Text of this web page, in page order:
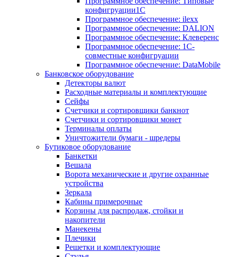
конфигруации1С
Программное обеспечение: ilexx
Программное обеспечение: DALION
Программное обеспечение: Клеверенс
Программное обеспечение: 1С-
совместные конфигруации
Программное обеспечение: DataMobile
Банковское оборудование
Детекторы валют
Расходные материалы и комплектующие
Сейфы
Счетчики и сортировщики банкнот
Счетчики и сортировщики монет
Терминалы оплаты
Уничтожители бумаги - шредеры
Бутиковое оборудование
Банкетки
Вешала
Ворота механические и другие охранные
устройства
Зеркала
Кабины примерочные
Корзины для распродаж, стойки и
накопители
Манекены
Плечики
Решетки и комплектующие